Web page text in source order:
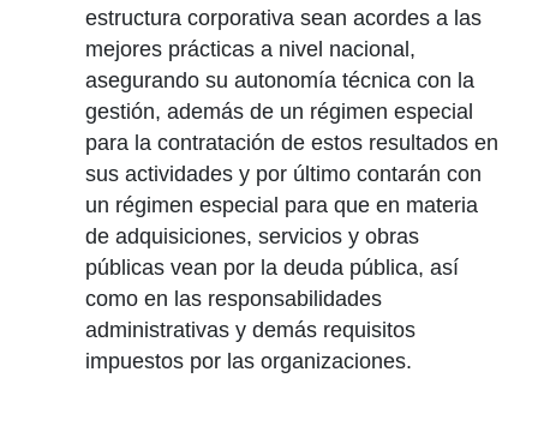
estructura corporativa sean acordes a las
mejores prácticas a nivel nacional,
asegurando su autonomía técnica con la
gestión, además de un régimen especial
para la contratación de estos resultados en
sus actividades y por último contarán con
un régimen especial para que en materia
de adquisiciones, servicios y obras
públicas vean por la deuda pública, así
como en las responsabilidades
administrativas y demás requisitos
impuestos por las organizaciones.